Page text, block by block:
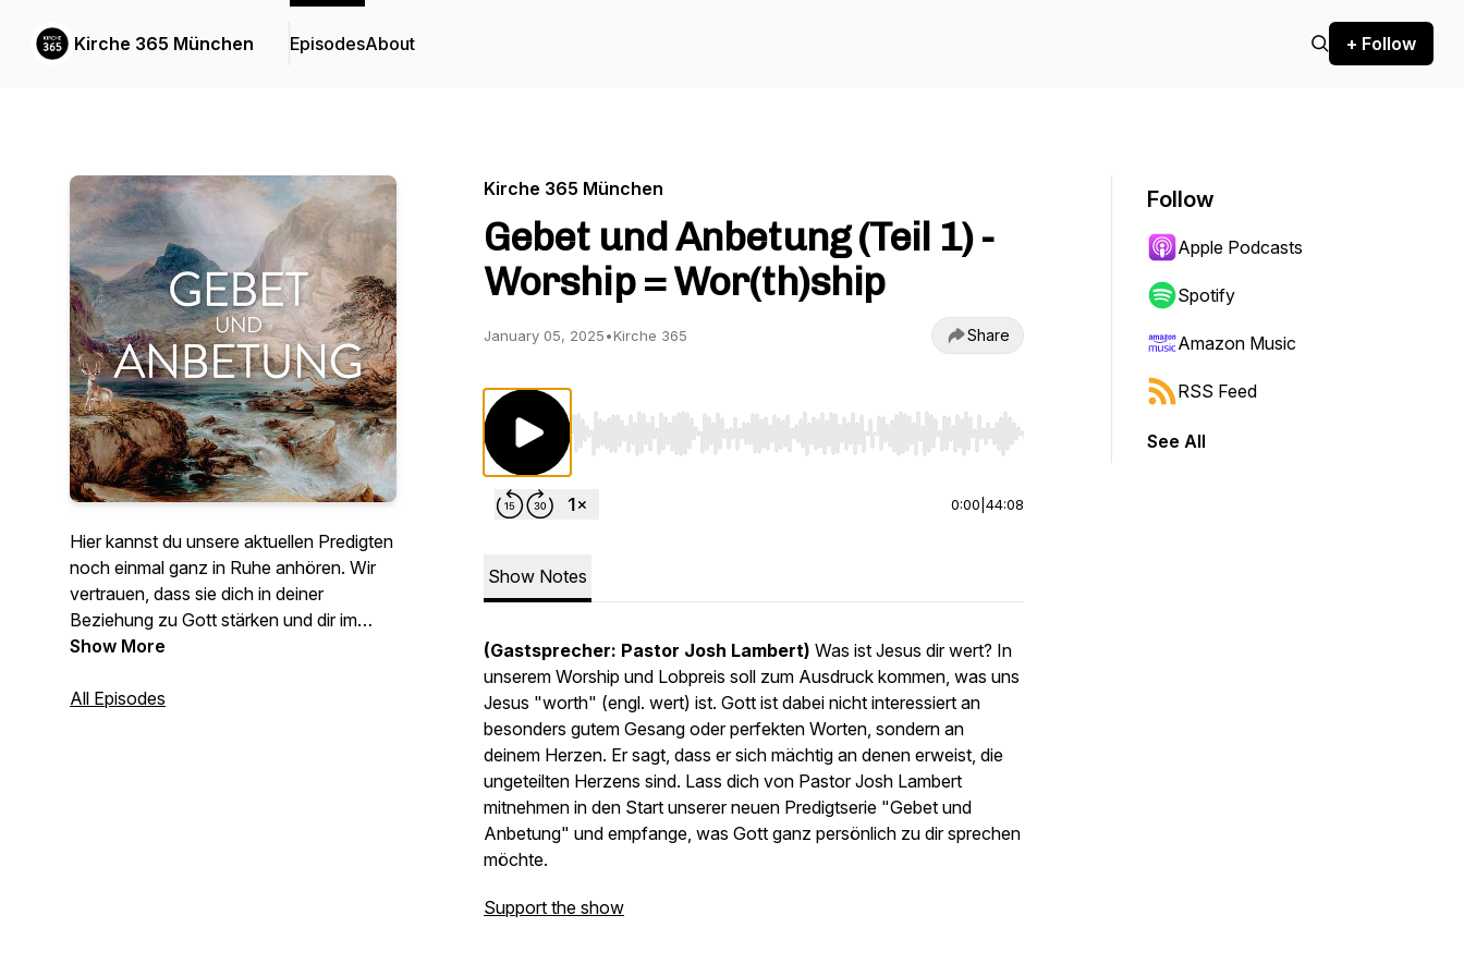
Kirche 365 München EpisodesAbout + Follow
Hier kannst du unsere aktuellen Predigten
noch einmal ganz in Ruhe anhören. Wir
vertrauen, dass sie dich in deiner
Beziehung zu Gott stärken und dir im
Alltag eine Hilfe sind.
Show More
All Episodes
Kirche 365 München
Gebet und Anbetung (Teil 1) -
Worship = Wor(th)ship
January 05, 2025•Kirche 365 Share
Use Left/Right to seek, Home/End to jump to start or end. Hold shift to jump forward or backward.
0:00 44:08
Show Notes
(Gastsprecher: Pastor Josh Lambert) Was ist Jesus dir wert? In
unserem Worship und Lobpreis soll zum Ausdruck kommen, was uns
Jesus "worth" (engl. wert) ist. Gott ist dabei nicht interessiert an
besonders gutem Gesang oder perfekten Worten, sondern an
deinem Herzen. Er sagt, dass er sich mächtig an denen erweist, die
ungeteilten Herzens sind. Lass dich von Pastor Josh Lambert
mitnehmen in den Start unserer neuen Predigtserie "Gebet und
Anbetung" und empfange, was Gott ganz persönlich zu dir sprechen
möchte.
Support the show
Follow
Apple Podcasts
Spotify
Amazon Music
RSS Feed
See All